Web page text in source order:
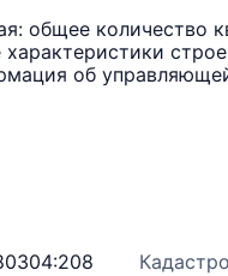
количество
об